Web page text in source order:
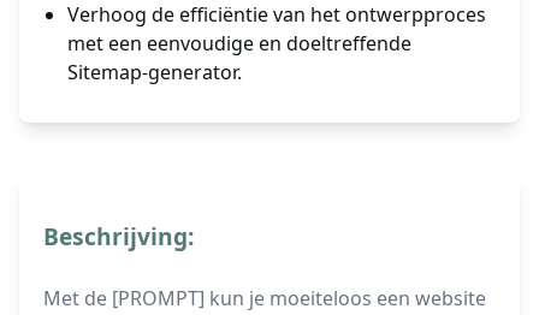
Verhoog de efficiëntie van het ontwerpproces
met een eenvoudige en doeltreffende
Sitemap-generator.
Beschrijving:
Met de [PROMPT] kun je moeiteloos een website